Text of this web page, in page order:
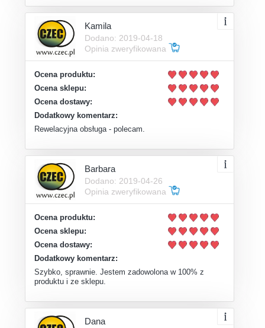
Kamila
Dodano: 2019-04-18
Opinia zweryfikowana
Ocena produktu:
Ocena sklepu:
Ocena dostawy:
Dodatkowy komentarz:
Rewelacyjna obsługa - polecam.
Barbara
Dodano: 2019-04-26
Opinia zweryfikowana
Ocena produktu:
Ocena sklepu:
Ocena dostawy:
Dodatkowy komentarz:
Szybko, sprawnie. Jestem zadowolona w 100% z
produktu i ze sklepu.
Dana